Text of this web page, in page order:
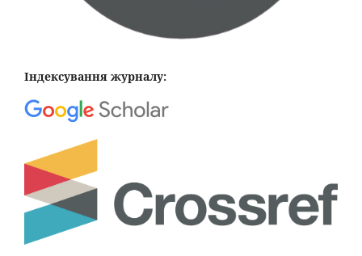
Індексування журналу: